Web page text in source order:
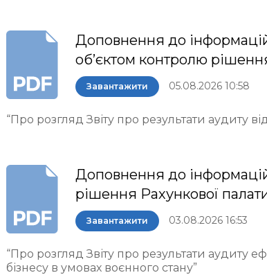
Доповнення до
об’єктом контролю
Завантажити 05.08.2026 10:58
“Про розгляд Звіту про результати аудиту
Доповнення до
рішення Рахункової
Завантажити 03.08.2026 16:53
“Про розгляд Звіту про результати аудиту
бізнесу в умовах воєнного стану”